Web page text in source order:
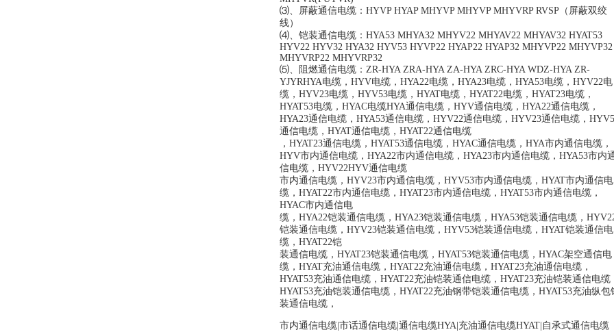
⑶、屏蔽通信电缆： HYVP HYAP MHYVP MHYVP MHYVRP RVSP（屏蔽双绞
线）
⑷、铠装通信电缆： HYA53 MHYA32 MHYV22 MHYAV22 MHYAV32 HYAT53
HYV22 HYV32 HYA32 HYV53 HYVP22 HYAP22 HYAP32 MHYVP22 MHYVP32
MHYVRP22 MHYVRP32
⑸、阻燃通信电缆： ZR-HYA ZRA-HYA ZA-HYA ZRC-HYA WDZ-HYA ZR-
YJYRHYA电缆， HYV电缆， HYA22电缆， HYA23电缆， HYA53电缆， HYV22电
缆， HYV23电缆， HYV53电缆， HYAT电缆， HYAT22电缆， HYAT23电缆，
HYAT53电缆， HYAC电缆HYA通信电缆， HYV通信电缆， HYA22通信电缆，
HYA23通信电缆， HYA53通信电缆， HYV22通信电缆， HYV23通信电缆，
通信电缆， HYAT通信电缆， HYAT22通信电缆
， HYAT23通信电缆， HYAT53通信电缆， HYAC通信电缆， HYA市内通信电缆，
HYV市内通信电缆， HYA22市内通信电缆， HYA23市内通信电缆， HYA53市内
信电缆， HYV22HYV通信电缆
市内通信电缆， HYV23市内通信电缆， HYV53市内通信电缆， HYAT市内通信电
缆， HYAT22市内通信电缆， HYAT23市内通信电缆， HYAT53市内通信电缆，
HYAC市内通信电
缆， HYA22铠装通信电缆， HYA23铠装通信电缆， HYA53铠装通信电缆，
铠装通信电缆， HYV23铠装通信电缆， HYV53铠装通信电缆， HYAT铠装通信电
缆， HYAT22铠
装通信电缆， HYAT23铠装通信电缆， HYAT53铠装通信电缆， HYAC架空通信电
缆， HYAT充油通信电缆， HYAT22充油通信电缆， HYAT23充油通信电缆，
HYAT53充油通信电缆， HYAT22充油铠装通信电缆， HYAT23充油铠装通信电缆
HYAT53充油铠装通信电缆， HYAT22充油钢带铠装通信电缆， HYAT53充油纵包
装通信电缆，
市内通信电缆| 市话通信电缆| 通信电缆HYA| 充油通信电缆HYAT| 自承式通信电缆